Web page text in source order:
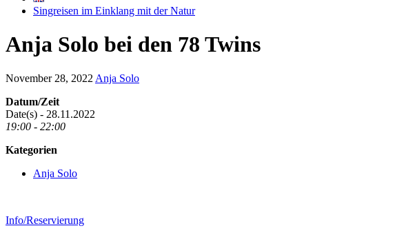
Singreisen im Einklang mit der Natur
Anja Solo bei den 78 Twins
November 28, 2022 Anja Solo
Datum/Zeit
Date(s) - 28.11.2022
19:00 - 22:00
Kategorien
Anja Solo
Info/Reservierung